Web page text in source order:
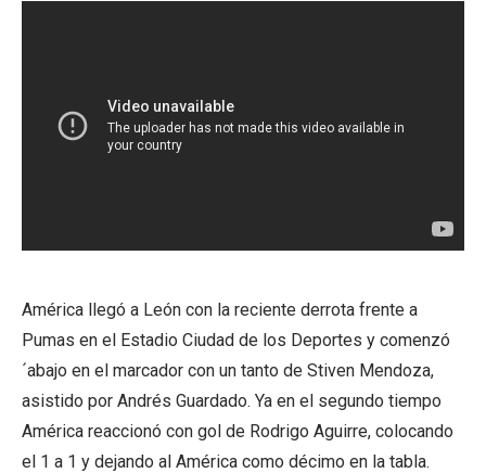
América llegó a León con la reciente derrota frente a
Pumas en el Estadio Ciudad de los Deportes y comenzó
´abajo en el marcador con un tanto de Stiven Mendoza,
asistido por Andrés Guardado. Ya en el segundo tiempo
América reaccionó con gol de Rodrigo Aguirre, colocando
el 1 a 1 y dejando al América como décimo en la tabla.